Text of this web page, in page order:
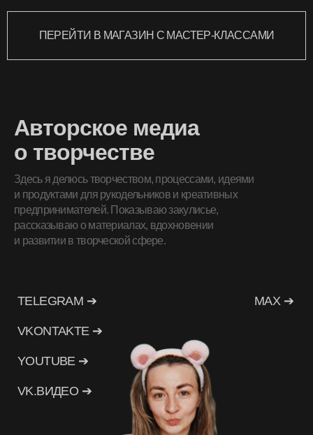
ПЕРЕЙТИ В МАГАЗИН С МАСТЕР-КЛАССАМИ
Авторское медиа
о творчестве
Здесь я делюсь творчеством, процессами, идеями
и продуктами для рукодельников и креативных
предпринимателей. Показываю закулисье,
рассказываю о материалах, вдохновении
и развитии в творческой сфере.
TELEGRAM ➔
VKONTAKTE ➔
MAX ➔
YOUTUBE ➔
VK.ВИДЕО ➔